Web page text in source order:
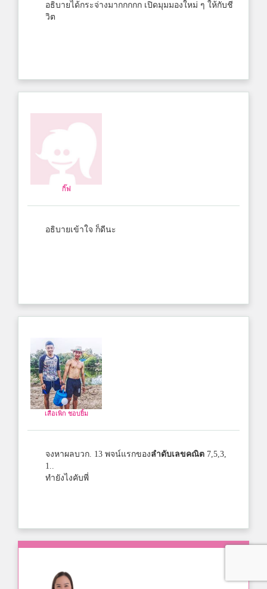
อธิบายได้กระจ่างมากกกกก เปิดมุมมองใหม่ ๆ ให้กับชี
วิต
กิ๊ฟ
อธิบายเข้าใจ ก็ดีนะ
เสือเพิก ชอบยิ้ม
จงหาผลบวก. 13 พจน์แรกของลำดับเลขคณิต 7,5,3,
1..
ทำยังไงคับพี่